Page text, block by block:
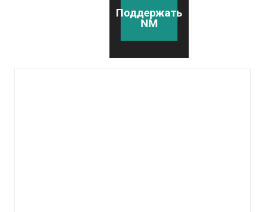
Поддержать
NM